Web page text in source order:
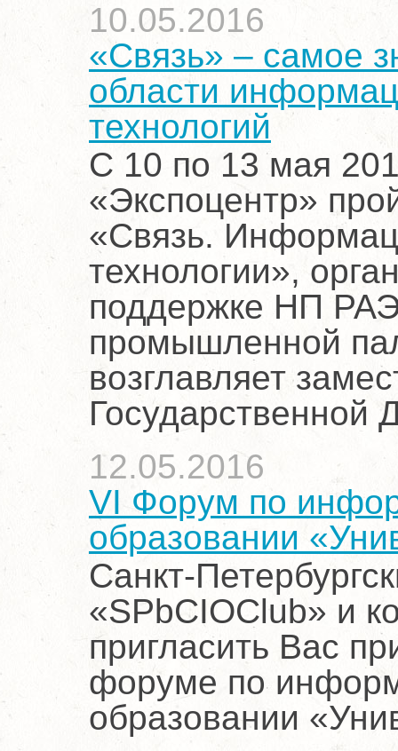
10.05.2016
«Связь» – самое
области
технологий
С 10 по 13 мая
«Экспоцентр»
«Связь.
технологии»,
поддержке НП
промышленной
возглавляет
12.05.2016
VI Форум по
образовании
Санкт-
«SPbCIOClub» и
пригласить Вас
форуме по
образовании